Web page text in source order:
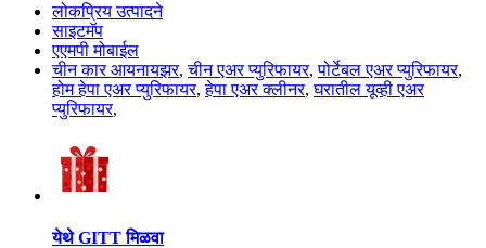
लोकप्रिय उत्पादने
साइटमॅप
एएमपी मोबाईल
चीन कार आयनायझर,चीन एअर प्युरिफायर,पोर्टेबल एअर प्युरिफायर,
होम हेपा एअर प्युरिफायर,हेपा एअर क्लीनर,घरातील यूव्ही एअर
प्युरिफायर,
येथे GITT मिळवा